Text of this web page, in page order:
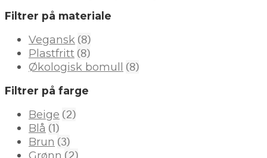
Filtrer på materiale
Vegansk (8)
Plastfritt (8)
Økologisk bomull (8)
Filtrer på farge
Beige (2)
Blå (1)
Brun (3)